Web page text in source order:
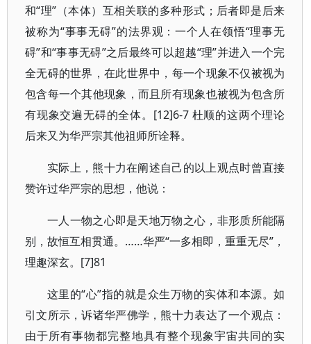
和“理”（本体）互相关联的多种形式；后者即是后来
被称为“事事无碍”的法界观：一个人在领悟“理事无
碍”和“事事无碍”之后最终可以超越“理”并进入一个完
全无碍的世界，在此世界中，每一个现象不仅被视为
包含每一个其他现象，而且所有现象也被视为包含所
有现象交遍无碍的全体。[12]6-7 杜顺的这两个理论
后来又为华严宗其他祖师所诠释。
实际上，熊十力在阐述自己的以上观点时曾直接
赞许过华严宗的思想，他说：
一人一物之心即是天地万物之心，非形质所能隔
别，故恒互相贯通。……华严“一多相即，重重无尽”，
理趣深玄。[7]81
这里的“心”指的就是众生万物的实体和本源。如
引文所示，诉诸华严佛学，熊十力表达了一个观点：
由于所有事物都完整地具有整个现象宇宙共同的实